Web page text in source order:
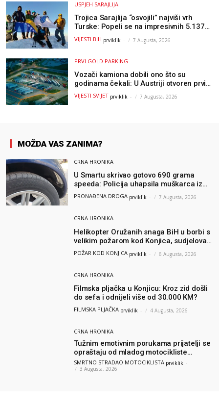
USPJEH SARAJLIJA
Trojica Sarajlija “osvojili” najviši vrh
Turske: Popeli se na impresivnih 5.137
metara
VIJESTI BIH prviklik - 7 Augusta, 2026
PRVI GOLD PARKING
Vozači kamiona dobili ono što su
godinama čekali: U Austriji otvoren prvi
GOLD sigurni parking
VIJESTI SVIJET prviklik - 7 Augusta, 2026
MOŽDA VAS ZANIMA?
CRNA HRONIKA
U Smartu skrivao gotovo 690 grama
speeda: Policija uhapsila muškarca iz
Hercegovine
PRONAĐENA DROGA prviklik - 7 Augusta, 2026
CRNA HRONIKA
Helikopter Oružanih snaga BiH u borbi s
velikim požarom kod Konjica, sudjelovao
i Air Tractor
POŽAR KOD KONJICA prviklik - 6 Augusta, 2026
CRNA HRONIKA
Filmska pljačka u Konjicu: Kroz zid došli
do sefa i odnijeli više od 30.000 KM?
FILMSKA PLJAČKA prviklik - 4 Augusta, 2026
CRNA HRONIKA
Tužnim emotivnim porukama prijatelji se
opraštaju od mladog motocikliste
Husnije Porča
SMRTNO STRADAO MOTOCIKLISTA prviklik -
3 Augusta, 2026